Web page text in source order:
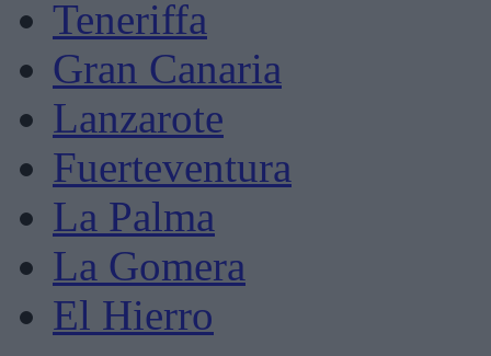
Teneriffa
Gran Canaria
Lanzarote
Fuerteventura
La Palma
La Gomera
El Hierro